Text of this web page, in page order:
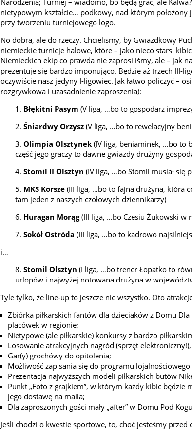
nietypowym kształcie… podkowy, nad którym położony
przy tworzeniu turniejowego logo.
No dobra, ale do rzeczy. Chcieliśmy, by Gwiazdkowy
niemieckie turnieje halowe, które – jako nieco starsi
Niemieckich ekip co prawda nie zaprosiliśmy, ale – jak
prezentuje się bardzo imponująco. Będzie aż trzech III-
oczywiście nasz jedyny I-ligowiec. Jak łatwo policzyć –
rozgrywkowa i uzasadnienie zaproszenia):
1. Błękitni Pasym (V liga, …bo to gospodarz
2. Śniardwy Orzysz (V liga, …bo to rewelacyjny
3. Olimpia Olsztynek (IV liga, beniaminek, …bo to
część jego graczy to dawne gwiazdy drużyny
4. Stomil II Olsztyn (IV liga, …bo Stomil musiał się
5. MKS Korsze (III liga, …bo to fajna drużyna, która
tam jeden z naszych czołowych dziennikarzy)
6. Huragan Morąg(III liga, …bo Czesiu Żukowski w
7. Sokół Ostróda (III liga, …bo to kadrowo
i…
8. Stomil Olsztyn (I liga, …bo trener Łopatko to
urlopów i najwyżej notowana drużyna w
Tyle tylko, że line-up to jeszcze nie wszystko. Oto
Zbiórka piłkarskich fantów dla dzieciaków z Domu
placówek w regionie;
Nietypowe (ale piłkarskie) konkursy z bardzo
Losowanie atrakcyjnych nagród (sprzęt
Gar(y) grochówy do opitolenia;
Możliwość zapisania się do programu lojalnościowego
Prezentacja najwyższych modeli piłkarskich butów
Punkt „Foto z grajkiem”, w którym każdy kibic będzie
jego dostawę na maila;
Dla zaproszonych gości mały „after” w Domu Pod
Jeśli chodzi o kwestie sportowe, to, choć jesteśmy